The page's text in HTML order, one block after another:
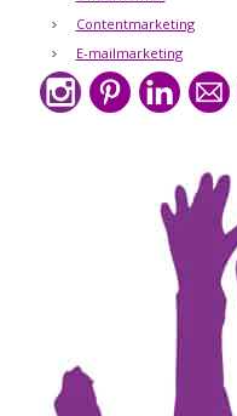
Contentmarketing
E-mailmarketing